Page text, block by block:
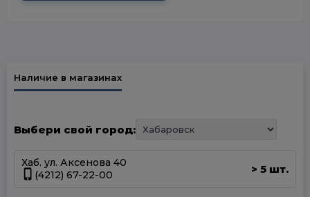
Наличие в магазинах
Выбери свой город:
Хаб. ул. Аксенова 40
(4212) 67-22-00
> 5 шт.